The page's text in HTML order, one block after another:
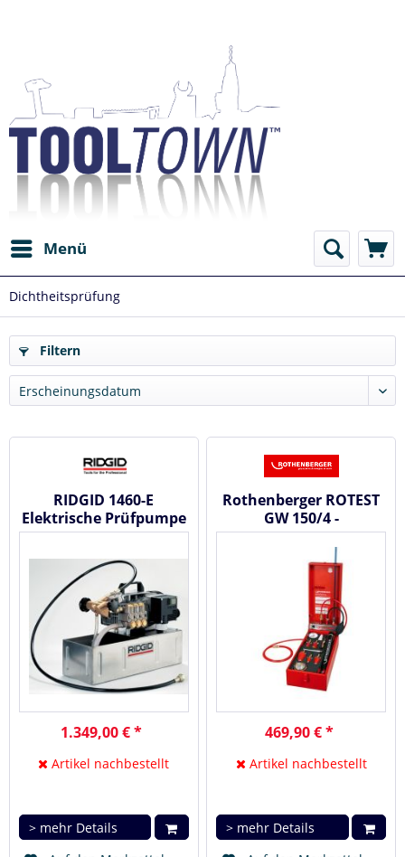
Menü
Dichtheitsprüfung
Filtern
RIDGID 1460-E
Elektrische Prüfpumpe
230 V, 40 bar, 1580 W
1.349,00 € *
Artikel nachbestellt
> mehr Details
Rothenberger ROTEST
GW 150/4 -
Gasabrückpumpe
469,90 € *
Artikel nachbestellt
> mehr Details